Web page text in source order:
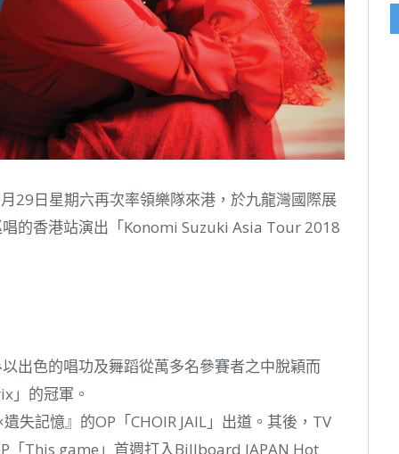
29日星期六再次率領樂隊來港，於九龍灣國際展
的香港站演出「Konomi Suzuki Asia Tour 2018
出色的唱功及舞蹈從萬多名參賽者之中脫穎而
」的冠軍。
失記憶』的OP「CHOIR JAIL」出道。其後，TV
「This game」首週打入Billboard JAPAN Hot